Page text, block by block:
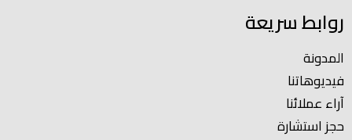
روابط سريعة
المدونة
فيديوهاتنا
آراء عملائنا
حجز استشارة